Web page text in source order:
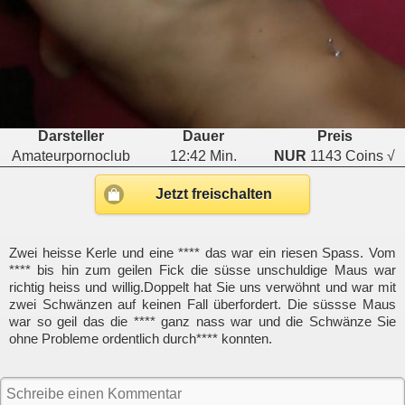
Darsteller Dauer
Preis
Amateurpornoclub
12:42 Min. NUR 1143 Coins √
Jetzt freischalten
Zwei heisse Kerle und eine **** das war ein riesen Spass. Vom
**** bis hin zum geilen Fick die süsse unschuldige Maus war
richtig heiss und willig.Doppelt hat Sie uns verwöhnt und war mit
zwei Schwänzen auf keinen Fall überfordert. Die süssse Maus
war so geil das die **** ganz nass war und die Schwänze Sie
ohne Probleme ordentlich durch**** konnten.